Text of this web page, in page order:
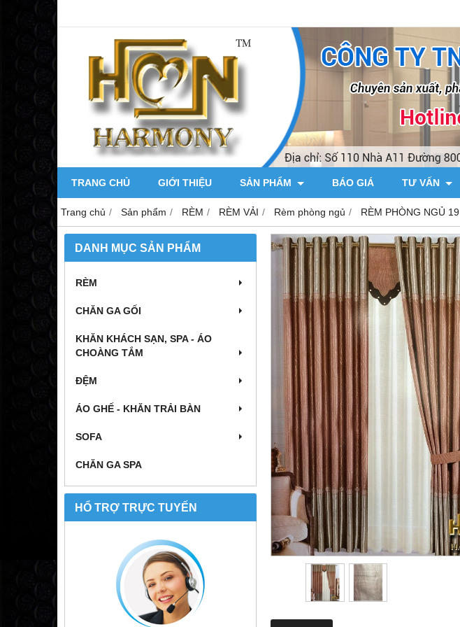
TRANG CHỦ GIỚI THIỆU SẢN PHẨM BÁO GIÁ TƯ VẤN
Trang chủ Sản phẩm RÈM RÈM VẢI Rèm phòng ngủ RÈM PHÒNG NGỦ 19
DANH MỤC SẢN PHẨM
RÈM
CHĂN GA GỐI
KHĂN KHÁCH SẠN, SPA - ÁO
CHOÀNG TẮM
ĐỆM
ÁO GHẾ - KHĂN TRẢI BÀN
SOFA
CHĂN GA SPA
HỔ TRỢ TRỰC TUYẾN